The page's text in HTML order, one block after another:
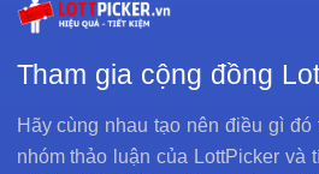
Tham gia cộng đồng
Hãy cùng nhau tạo nên điều gì
nhóm thảo luận của LottPicker và